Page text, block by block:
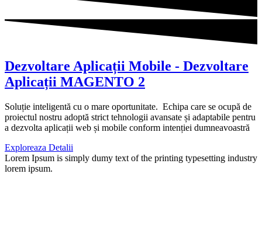
Dezvoltare Aplicații Mobile - Dezvoltare
Aplicații MAGENTO 2
Soluție inteligentă cu o mare oportunitate. Echipa care se ocupă de
proiectul nostru adoptă strict tehnologii avansate și adaptabile pentru
a dezvolta aplicații web și mobile conform intenției dumneavoastră
Exploreaza Detalii
Lorem Ipsum is simply dumy text of the printing typesetting industry
lorem ipsum.